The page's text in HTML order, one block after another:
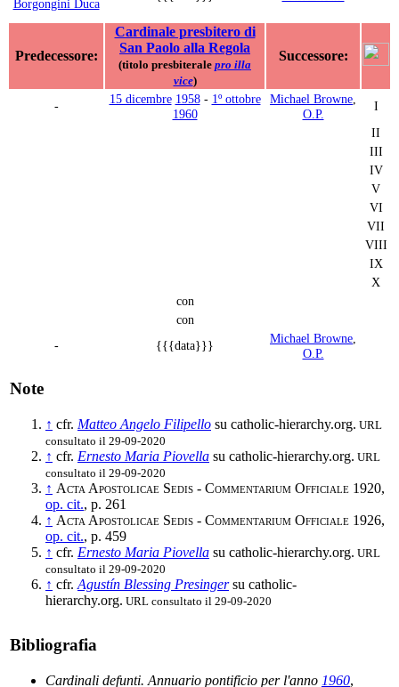
Borgongini Duca
Predecessore:
Cardinale presbitero di
San Paolo alla Regola
(titolo presbiterale pro illa
vice)
Successore:
- 15 dicembre 1958- 1º ottobre
1960
Michael Browne
O.P.
I
II
III
IV
V
VI
VII
VIII
IX
X
con
con
-
{{{data}}} Michael Browne
O.P.
Note
↑ cfr. Matteo Angelo Filipello su catholic-hierarchy.org. URL
consultato il 29-09-2020
↑ cfr. Ernesto Maria Piovella su catholic-hierarchy.org. URL
consultato il 29-09-2020
↑ Acta Apostolicae Sedis - Commentarium Officiale 1920,
op. cit., p. 261
↑ Acta Apostolicae Sedis - Commentarium Officiale 1926,
op. cit., p. 459
↑ cfr. Ernesto Maria Piovella su catholic-hierarchy.org. URL
consultato il 29-09-2020
↑ cfr. Agustín Blessing Presinger su catholic-
hierarchy.org. URL consultato il 29-09-2020
Bibliografia
Cardinali defunti. Annuario pontificio per l'anno 1960,